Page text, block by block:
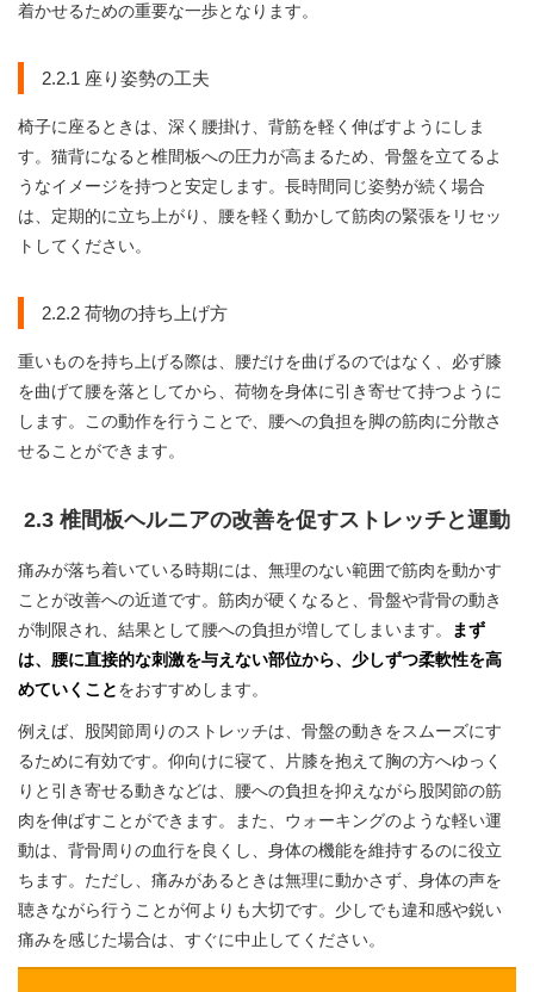
着かせるための重要な一歩となります。
2.2.1 座り姿勢の工夫
椅子に座るときは、深く腰掛け、背筋を軽く伸ばすようにしま
す。猫背になると椎間板への圧力が高まるため、骨盤を立てるよ
うなイメージを持つと安定します。長時間同じ姿勢が続く場合
は、定期的に立ち上がり、腰を軽く動かして筋肉の緊張をリセッ
トしてください。
2.2.2 荷物の持ち上げ方
重いものを持ち上げる際は、腰だけを曲げるのではなく、必ず膝
を曲げて腰を落としてから、荷物を身体に引き寄せて持つように
します。この動作を行うことで、腰への負担を脚の筋肉に分散さ
せることができます。
2.3 椎間板ヘルニアの改善を促すストレッチと運動
痛みが落ち着いている時期には、無理のない範囲で筋肉を動かす
ことが改善への近道です。筋肉が硬くなると、骨盤や背骨の動き
が制限され、結果として腰への負担が増してしまいます。
まず
は、腰に直接的な刺激を与えない部位から、少しずつ柔軟性を高
めていくことをおすすめします。
例えば、股関節周りのストレッチは、骨盤の動きをスムーズにす
るために有効です。仰向けに寝て、片膝を抱えて胸の方へゆっく
りと引き寄せる動きなどは、腰への負担を抑えながら股関節の筋
肉を伸ばすことができます。また、ウォーキングのような軽い運
動は、背骨周りの血行を良くし、身体の機能を維持するのに役立
ちます。ただし、痛みがあるときは無理に動かさず、身体の声を
聴きながら行うことが何よりも大切です。少しでも違和感や鋭い
痛みを感じた場合は、すぐに中止してください。